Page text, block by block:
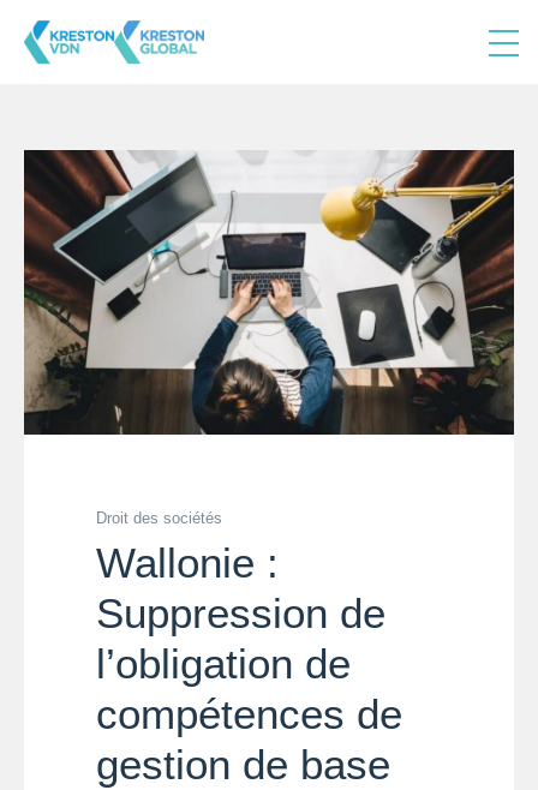
Droit des sociétés
Wallonie :
Suppression de
l’obligation de
compétences de
gestion de base